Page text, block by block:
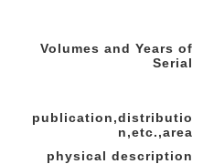
Volumes and Years of
Serial
publication,distributio
n,etc.,area
physical description